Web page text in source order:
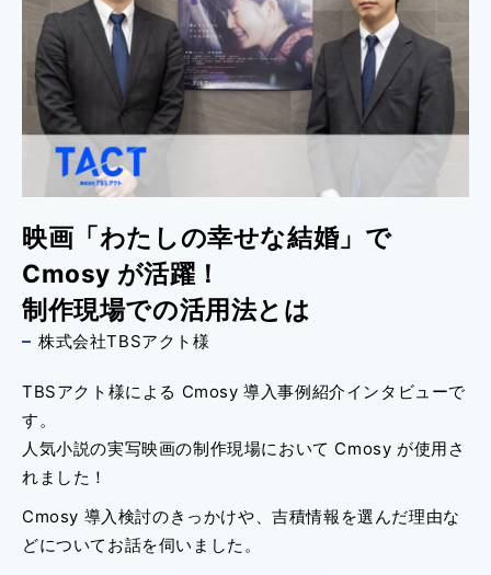
映画「わたしの幸せな結婚」で
Cmosy が活躍！
制作現場での活用法とは
株式会社TBSアクト様
TBSアクト様による Cmosy 導入事例紹介インタビューで
す。
人気小説の実写映画の制作現場において Cmosy が使用さ
れました！
Cmosy 導入検討のきっかけや、吉積情報を選んだ理由な
どについてお話を伺いました。